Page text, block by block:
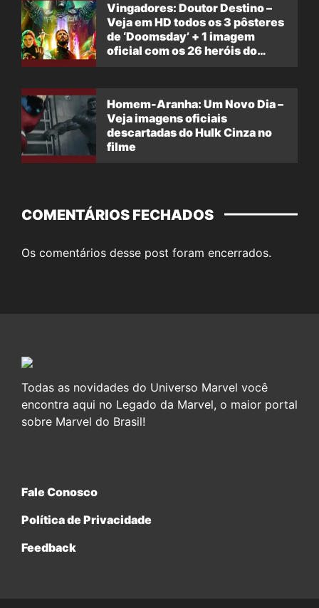
Vingadores: Doutor Destino –
Veja em HD todos os 3 pôsteres
de ‘Doomsday’ + 1 imagem
oficial com os 26 heróis do
Homem-Aranha: Um Novo Dia –
Veja imagens oficiais
descartadas do Hulk Cinza no
filme
COMENTÁRIOS FECHADOS
Os comentários desse post foram encerrados.
Todas as novidades do Universo Marvel você
encontra aqui no Legado da Marvel, o maior portal
sobre Marvel do Brasil!
Fale Conosco
Política de Privacidade
Feedback